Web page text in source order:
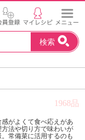
検索
1968品
がよくて食べ応えがあ
法や切り方で味わいが
常備菜に活用するのも